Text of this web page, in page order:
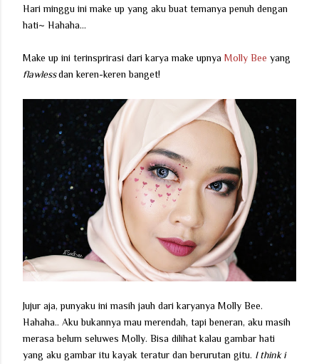
Hari minggu ini make up yang aku buat temanya penuh dengan
hati~ Hahaha...
Make up ini terinsprirasi dari karya make upnya Molly Bee yang
flawlessdan keren-keren banget!
Jujur aja, punyaku ini masih jauh dari karyanya Molly Bee.
Hahaha.. Aku bukannya mau merendah, tapi beneran, aku masih
merasa belum seluwes Molly. Bisa dilihat kalau gambar hati
yang aku gambar itu kayak teratur dan berurutan gitu. I think i